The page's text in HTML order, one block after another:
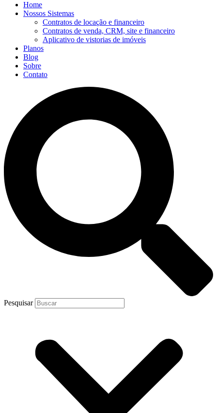
Home
Nossos Sistemas
Contratos de locação e financeiro
Contratos de venda, CRM, site e financeiro
Aplicativo de vistorias de imóveis
Planos
Blog
Sobre
Contato
Pesquisar